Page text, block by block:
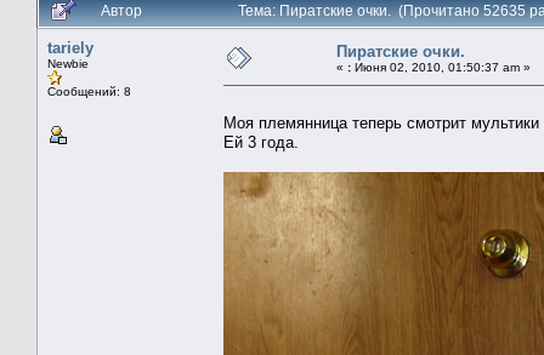
Автор
Тема: Пиратские очки. (Прочитано 52635
tariely
Newbie
Сообщений: 8
Пиратские очки.
« : Июня 02, 2010, 01:50:37 am »
Моя племянница теперь смотрит
Ей 3 года.